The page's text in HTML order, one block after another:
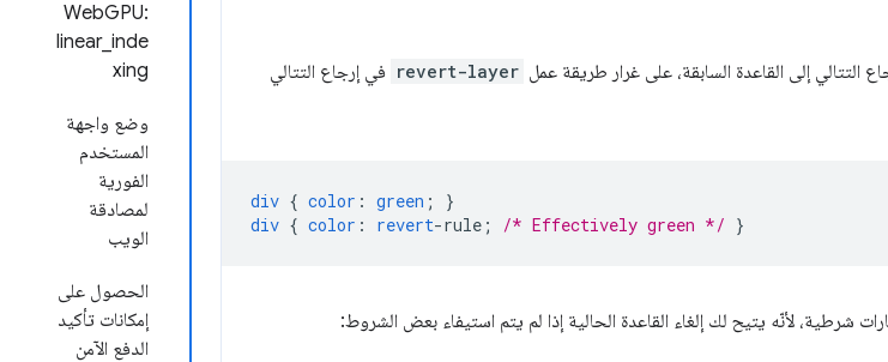
WebGPU:
linear_inde
xing
وضع واجهة
المستخدم
الفورية
لمصادقة
الويب
الحصول على
إمكانات تأكيد
الدفع الآمن
التتالي إلى القاعدة السابقة، على غرار طريقة عمل revert-layer في إرجاع التتالي
div { color : green ;
}
div { color : revert-rule ; /* Effectively green */ }
لأنّه يتيح لك إلغاء القاعدة الحالية إذا لم يتم استيفاء بعض الشروط: